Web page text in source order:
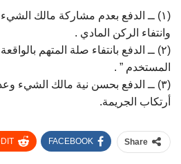
(۱) ــ الدفع بعدم مشاركة مالك
وانتفاء الركن المادي .
(۲) ــ الدفع بانتفاء صلة المتهم
المستخدم ” .
(۳) ــ الدفع بحسن نية مالك الشيء
أرتكاب الجريمة.
Share
FACEBOOK